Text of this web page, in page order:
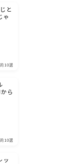
と
ゃ
10選
ら
10選
ッ